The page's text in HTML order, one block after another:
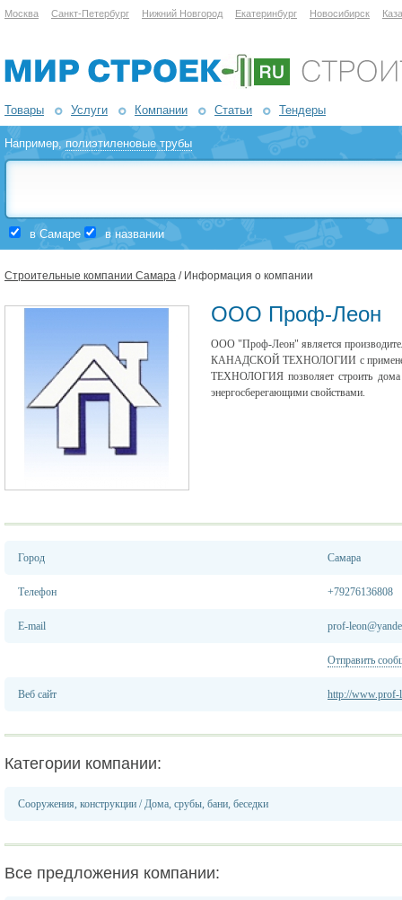
Москва Санкт-Петербург Нижний Новгород Екатеринбург Новосибирск
Товары Услуги Компании Статьи Тендеры
Например,полиэтиленовые трубы
в Самаре в названии
Строительные компании Самара / Информация о компании
ООО Проф-Леон
ООО "Проф-Леон" является
КАНАДСКОЙ ТЕХНОЛОГИИ с
ТЕХНОЛОГИЯ позволяет строить
энергосберегающими свойствами.
Город Самара
Телефон +79276136808
E-mail prof-
Отправить
Веб сайт http://www.prof-
Категории компании:
Сооружения, конструкции /Дома, срубы, бани, беседки
Все предложения компании: